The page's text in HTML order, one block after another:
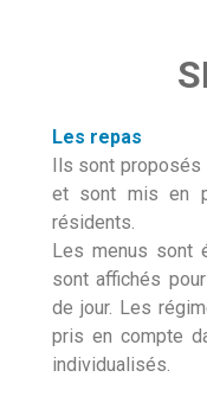
S
Les repas
Ils sont proposés
et sont mis en
résidents.
Les menus sont
sont affichés
de jour. Les
pris en compte
individualisés.